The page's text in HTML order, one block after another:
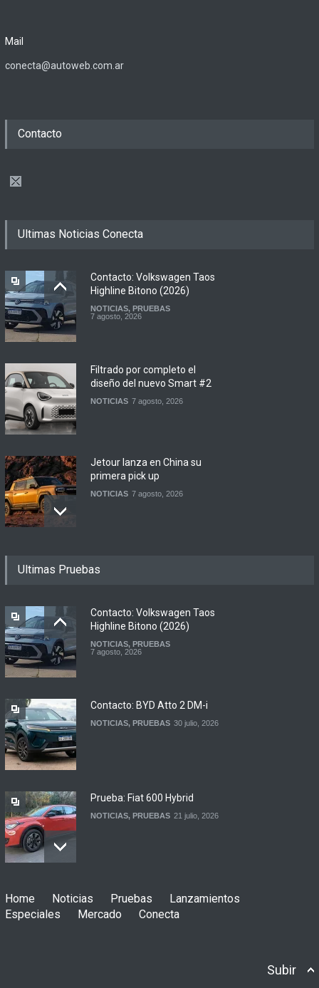
Mail
conecta@autoweb.com.ar
Contacto
Ultimas Noticias Conecta
Contacto: Volkswagen Taos
Highline Bitono (2026)
NOTICIAS, PRUEBAS
7 agosto, 2026
Filtrado por completo el
diseño del nuevo Smart #2
NOTICIAS 7 agosto, 2026
Jetour lanza en China su
primera pick up
NOTICIAS 7 agosto, 2026
renovadas S2 y Skua 150 en
7 agosto, 2026
Argentina y Ecuador
Ultimas Pruebas
Contacto: Volkswagen Taos
Highline Bitono (2026)
NOTICIAS, PRUEBAS
7 agosto, 2026
Contacto: BYD Atto 2 DM-i
NOTICIAS, PRUEBAS 30 julio, 2026
Prueba: Fiat 600 Hybrid
NOTICIAS, PRUEBAS 21 julio, 2026
NOTICIAS PRUEBAS
Home Noticias Pruebas
Lanzamientos
Especiales
Mercado Conecta
Subir